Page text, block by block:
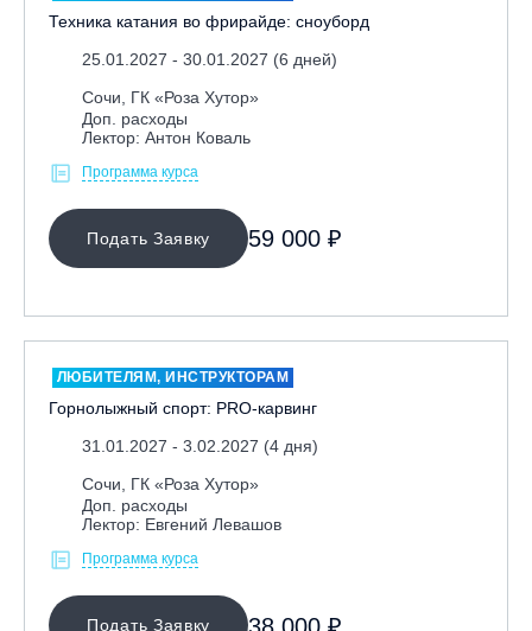
Техника катания во фрирайде: сноуборд
25.01.2027 - 30.01.2027 (6 дней)
Сочи, ГК «Роза Хутор»
Доп. расходы
Лектор: Антон Коваль
Программа курса
Подать Заявку 59 000 ₽
ЛЮБИТЕЛЯМ, ИНСТРУКТОРАМ
Горнолыжный спорт: PRO-карвинг
31.01.2027 - 3.02.2027 (4 дня)
Сочи, ГК «Роза Хутор»
Доп. расходы
Лектор: Евгений Левашов
Программа курса
Подать Заявку 38 000 ₽